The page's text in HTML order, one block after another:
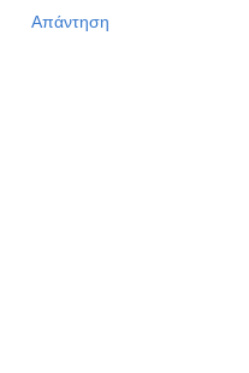
Απάντηση